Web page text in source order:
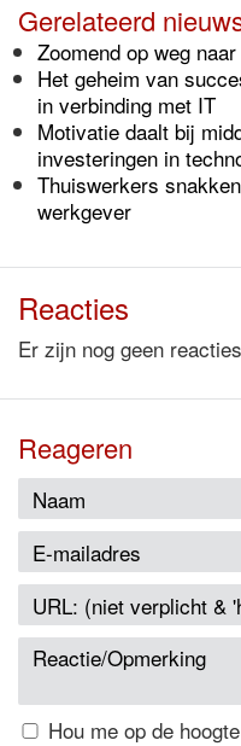
Gerelateerd
Zoomend op weg
Het geheim van
in verbinding met IT
Motivatie daalt bij
investeringen in
Thuiswerkers
werkgever
Reacties
Er zijn nog geen
Reageren
Hou me op de